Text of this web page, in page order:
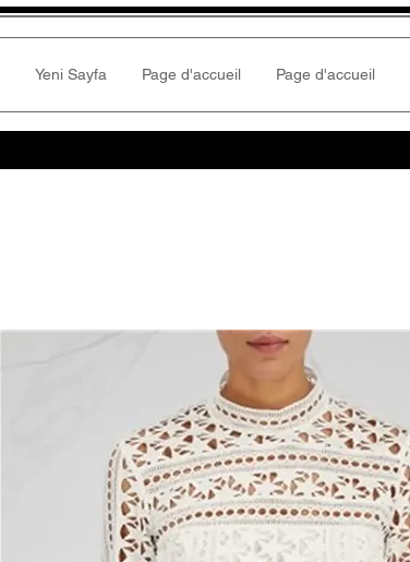
Yeni Sayfa Page d'accueil Page d'accueil